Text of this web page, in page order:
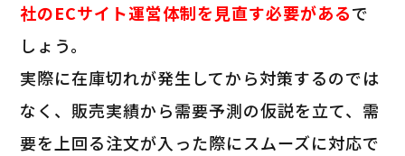
社のECサイト運営体制を見直す必要があるで
しょう。
実際に在庫切れが発生してから対策するのでは
なく、販売実績から需要予測の仮説を立て、需
要を上回る注文が入った際にスムーズに対応で